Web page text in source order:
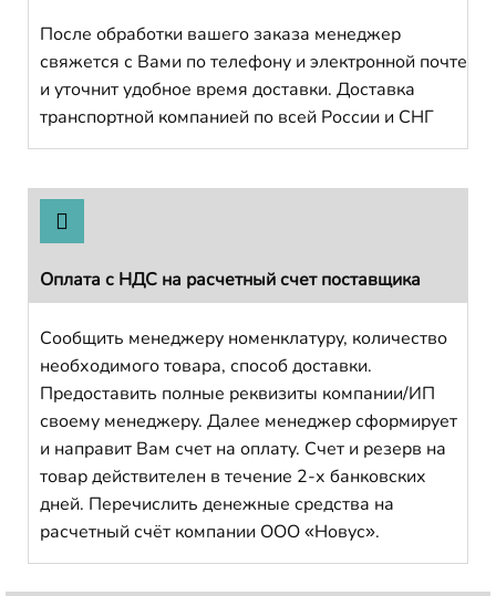
После обработки вашего заказа менеджер
свяжется с Вами по телефону и электронной почте
и уточнит удобное время доставки. Доставка
транспортной компанией по всей России и СНГ
Оплата с НДС на расчетный счет поставщика
Сообщить менеджеру номенклатуру, количество
необходимого товара, способ доставки.
Предоставить полные реквизиты компании/ИП
своему менеджеру. Далее менеджер сформирует
и направит Вам счет на оплату. Счет и резерв на
товар действителен в течение 2-х банковских
дней. Перечислить денежные средства на
расчетный счёт компании ООО «Новус».